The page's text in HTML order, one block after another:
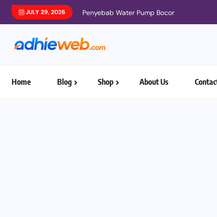
JULY 29, 2026 Penyebab Water Pump Bocor
Home Blog Shop About Us